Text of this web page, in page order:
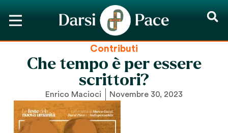
Contributi
Che tempo è per essere
scrittori?
Enrico Macioci Novembre 30, 2023